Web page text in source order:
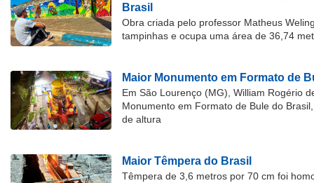
Brasil
Obra criada pelo professor Matheus
tampinhas e ocupa uma área de 36,74
Maior Monumento em Formato de
Em São Lourenço (MG), William Rogério
Monumento em Formato de Bule do
de altura
Maior Têmpera do Brasil
Têmpera de 3,6 metros por 70 cm foi